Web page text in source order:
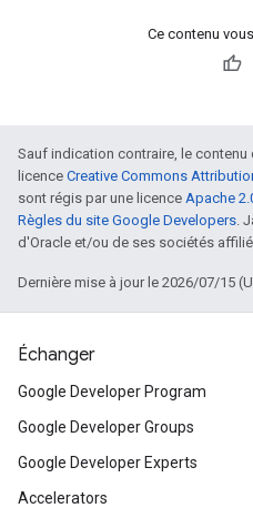
Ce contenu
Sauf indication contraire, le
licence Creative Commons
sont régis par une licence Apache
Règles du site Google Developers .
d'Oracle et/ou de ses sociétés
Dernière mise à jour le 2026/07/15
Échanger
Google Developer Program
Google Developer Groups
Google Developer Experts
Accelerators